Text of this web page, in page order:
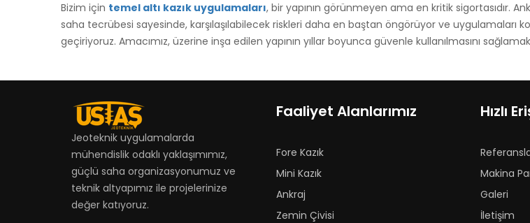
Bizim için temel altı kazık uygulamaları, bir yapının görünmeyen ama en kritik sigortasıdır.
saha tecrübesi sayesinde, karşılaşılabilecek riskleri daha en baştan öngörüyor ve uygulamaları
geçiriyoruz. Amacımız, üzerine inşa edilen yapının yıllar boyunca güvenle kullanılmasını
Jeoteknik uygulamalarda
mühendislik odaklı yaklaşımımız,
güçlü saha organizasyonumuz ve
teknik altyapımız ile projelerinize
değer katıyoruz.
Faaliyet Alanlarımız
Fore Kazık
Mini Kazık
Ankraj
Zemin Çivisi
Hızlı
Makina
Galeri
İletişim